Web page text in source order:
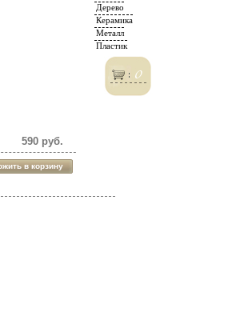
0
590 руб.
Дерево
Керамика
Металл
Пластик